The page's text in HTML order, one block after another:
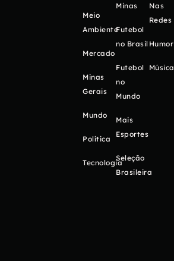
Meio
Ambiente
Mercado
Minas
Gerais
Mundo
Política
Tecnologia
Minas
Futebol
no Brasil
Futebol
no
Mundo
Mais
Esportes
Seleção
Brasileira
Nas
Redes
Humor
Música